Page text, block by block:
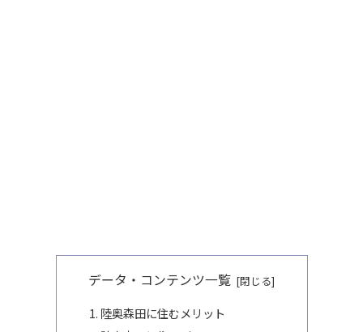
データ・コンテンツ一覧
陸奥森田に住むメリット